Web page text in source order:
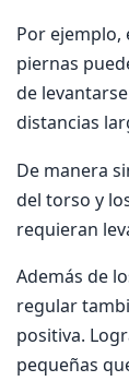
Por ejemplo,
piernas
de
distancias
De manera
del torso y
requieran
Además de
regular
positiva.
pequeñas